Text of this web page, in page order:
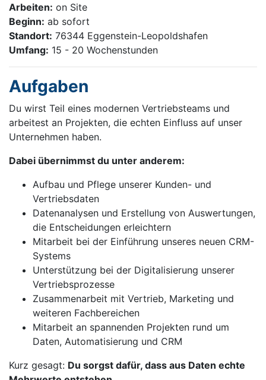
Arbeiten: on Site
Beginn: ab sofort
Standort: 76344 Eggenstein-Leopoldshafen
Umfang: 15 - 20 Wochenstunden
Aufgaben
Du wirst Teil eines modernen Vertriebsteams und
arbeitest an Projekten, die echten Einfluss auf unser
Unternehmen haben.
Dabei übernimmst du unter anderem:
Aufbau und Pflege unserer Kunden- und
Vertriebsdaten
Datenanalysen und Erstellung von Auswertungen,
die Entscheidungen erleichtern
Mitarbeit bei der Einführung unseres neuen CRM-
Systems
Unterstützung bei der Digitalisierung unserer
Vertriebsprozesse
Zusammenarbeit mit Vertrieb, Marketing und
weiteren Fachbereichen
Mitarbeit an spannenden Projekten rund um
Daten, Automatisierung und CRM
Kurz gesagt: Du sorgst dafür, dass aus Daten echte